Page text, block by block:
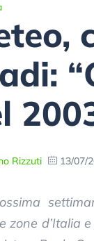
Rizzuti 13/07/
zone d’Italia